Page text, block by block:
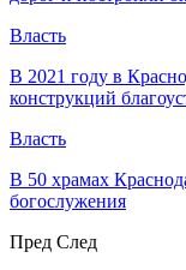
Власть
В 2021 году в
конструкций
Власть
В 50 храмах
богослужения
Пред След